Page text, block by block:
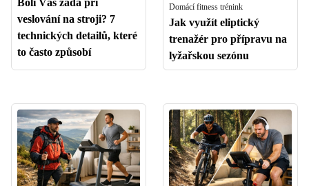
veslování na stroji? 7
technických detailů, které
to často způsobí
Domácí fitness trénink
Jak využít eliptický
trenažér pro přípravu na
lyžařskou sezónu